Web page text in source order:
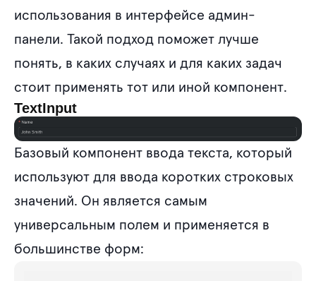
использования в интерфейсе админ-
панели. Такой подход поможет лучше
понять, в каких случаях и для каких задач
стоит применять тот или иной компонент.
TextInput
Базовый компонент ввода текста, который
используют для ввода коротких строковых
значений. Он является самым
универсальным полем и применяется в
большинстве форм: